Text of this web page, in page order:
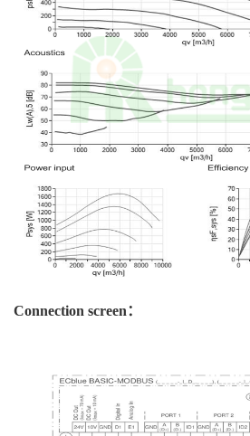
Connection screen：